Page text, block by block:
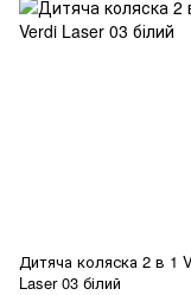
Дитяча коляска 2 в 1
Laser 03 білий